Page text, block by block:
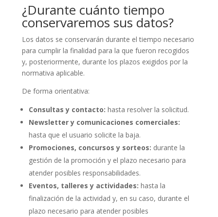
¿Durante cuánto tiempo
conservaremos sus datos?
Los datos se conservarán durante el tiempo necesario
para cumplir la finalidad para la que fueron recogidos
y, posteriormente, durante los plazos exigidos por la
normativa aplicable.
De forma orientativa:
Consultas y contacto: hasta resolver la solicitud.
Newsletter y comunicaciones comerciales:
hasta que el usuario solicite la baja.
Promociones, concursos y sorteos: durante la
gestión de la promoción y el plazo necesario para
atender posibles responsabilidades.
Eventos, talleres y actividades: hasta la
finalización de la actividad y, en su caso, durante el
plazo necesario para atender posibles